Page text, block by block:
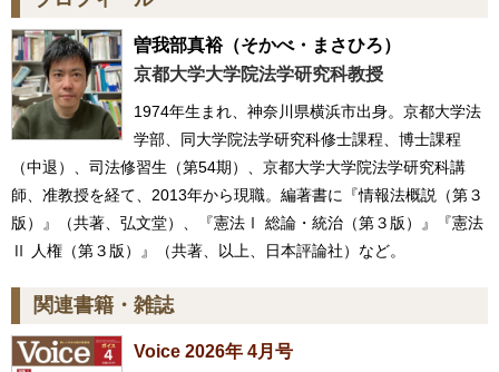
曽我部真裕（そかべ・まさひろ）
京都大学大学院法学研究科教授
1974年生まれ、神奈川県横浜市出身。京都大学法
学部、同大学院法学研究科修士課程、博士課程
（中退）、司法修習生（第54期）、京都大学大学院法学研究科講
師、准教授を経て、2013年から現職。編著書に『情報法概説（第３
版）』（共著、弘文堂）、『憲法Ⅰ 総論・統治（第３版）』『憲法
Ⅱ 人権（第３版）』（共著、以上、日本評論社）など。
関連書籍・雑誌
Voice 2026年 4月号